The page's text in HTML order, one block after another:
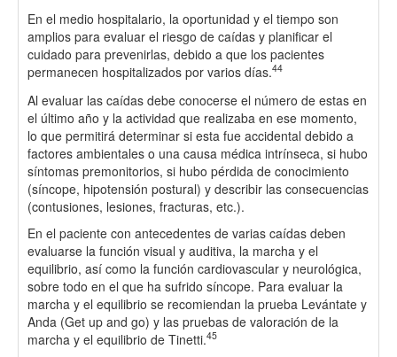
En el medio hospitalario, la oportunidad y el tiempo son
amplios para evaluar el riesgo de caídas y planificar el
cuidado para prevenirlas, debido a que los pacientes
permanecen hospitalizados por varios días.44
Al evaluar las caídas debe conocerse el número de estas en
el último año y la actividad que realizaba en ese momento,
lo que permitirá determinar si esta fue accidental debido a
factores ambientales o una causa médica intrínseca, si hubo
síntomas premonitorios, si hubo pérdida de conocimiento
(síncope, hipotensión postural) y describir las consecuencias
(contusiones, lesiones, fracturas, etc.).
En el paciente con antecedentes de varias caídas deben
evaluarse la función visual y auditiva, la marcha y el
equilibrio, así como la función cardiovascular y neurológica,
sobre todo en el que ha sufrido síncope. Para evaluar la
marcha y el equilibrio se recomiendan la prueba Levántate y
Anda (Get up and go) y las pruebas de valoración de la
marcha y el equilibrio de Tinetti.45